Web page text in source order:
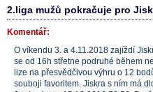
2.liga mužů pokračuje pro
Komentář:
O víkendu 3. a 4.11.2018 zajíždí
se od 16h střetne podruhé během
lize na přesvědčivou výhru o 12
souboji favoritem. Jiskra s ním má